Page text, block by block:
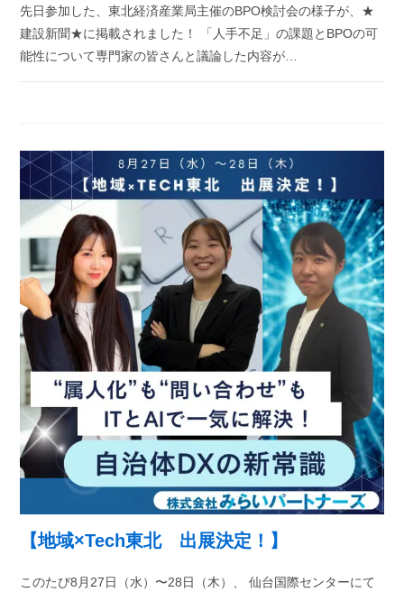
先日参加した、東北経済産業局主催のBPO検討会の様子が、★
建設新聞★に掲載されました！ 「人手不足」の課題とBPOの可
能性について専門家の皆さんと議論した内容が…
【地域×Tech東北 出展決定！】
このたび8月27日（水）〜28日（木）、 仙台国際センターにて